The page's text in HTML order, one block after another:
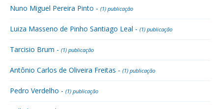
Nuno Miguel Pereira Pinto - (1) publicação
Luiza Masseno de Pinho Santiago Leal - (1) publicação
Tarcisio Brum - (1) publicação
Antônio Carlos de Oliveira Freitas - (1) publicação
Pedro Verdelho - (1) publicação